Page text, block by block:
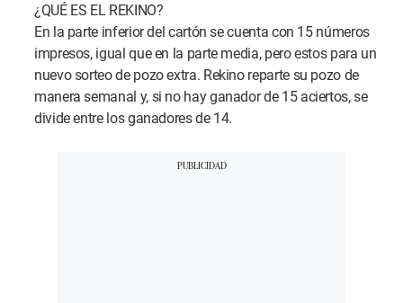
¿QUÉ ES EL REKINO?
En la parte inferior del cartón se cuenta con 15 números
impresos, igual que en la parte media, pero estos para un
nuevo sorteo de pozo extra. Rekino reparte su pozo de
manera semanal y, si no hay ganador de 15 aciertos, se
divide entre los ganadores de 14.